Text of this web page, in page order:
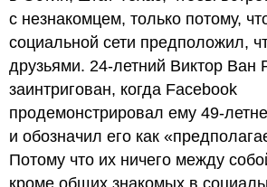
с незнакомцем, только потому,
социальной сети предположил,
друзьями. 24-летний Виктор Ван
заинтригован, когда Facebook
продемонстрировал ему 49-
и обозначил его как
Потому что их ничего между